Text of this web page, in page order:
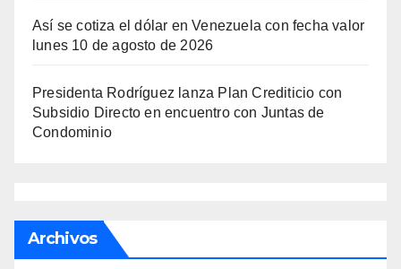
Así se cotiza el dólar en Venezuela con fecha valor
lunes 10 de agosto de 2026
Presidenta Rodríguez lanza Plan Crediticio con
Subsidio Directo en encuentro con Juntas de
Condominio
Archivos